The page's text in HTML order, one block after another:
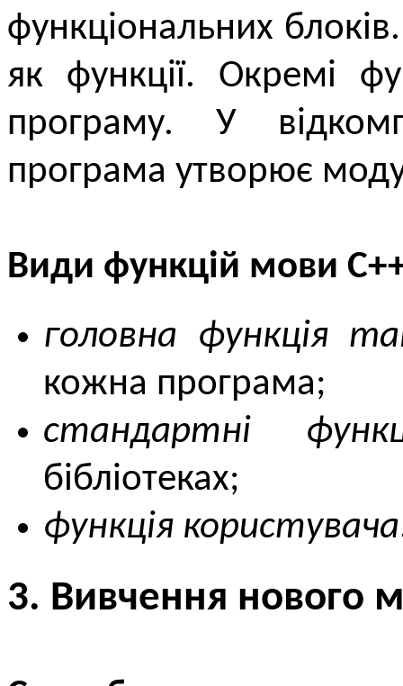
функціональних
як функції. Окремі
програму. У
програма утворює
Види функцій мови
головна функція
кожна програма;
стандартні
бібліотеках;
функція користувача
3. Вивчення нового